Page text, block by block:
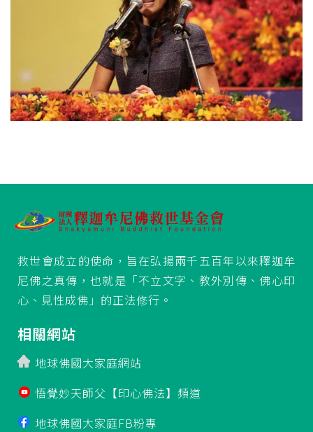
救世會成立的使命，旨在弘揚兩千五百年以來釋迦牟
尼佛之真傳，也就是「不立文字、教外別傳、佛心印
心、見性成佛」的正法修行。
相關網站
地球佛國大家庭網站
悟覺妙天師父【印心佛法】頻道
地球佛國大家庭FB粉專